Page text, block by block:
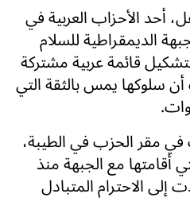
أحد الأحزاب العربية في
الديمقراطية للسلام
قائمة عربية مشتركة
سلوكها يمس بالثقة التي
مقر الحزب في الطيبة،
أقامتها مع الجبهة منذ
إلى الاحترام المتبادل